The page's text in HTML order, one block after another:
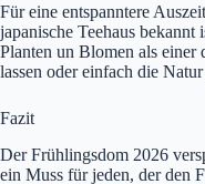
Für eine entspanntere
japanische Teehaus
Planten un Blomen als einer
lassen oder einfach die
Fazit
Der Frühlingsdom 2026
ein Muss für jeden, der den